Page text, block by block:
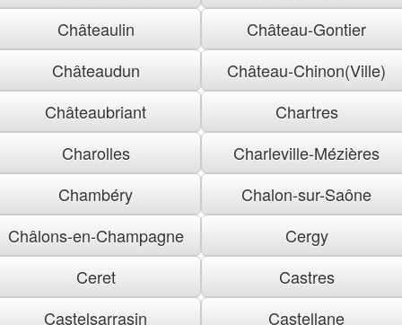
Châteaulin
Château-Gontier
Châteaudun
Château-Chinon(Ville)
Châteaubriant
Chartres
Charolles
Charleville-Mézières
Chambéry
Chalon-sur-Saône
Châlons-en-Champagne
Cergy
Ceret
Castres
Castelsarrasin
Castellane